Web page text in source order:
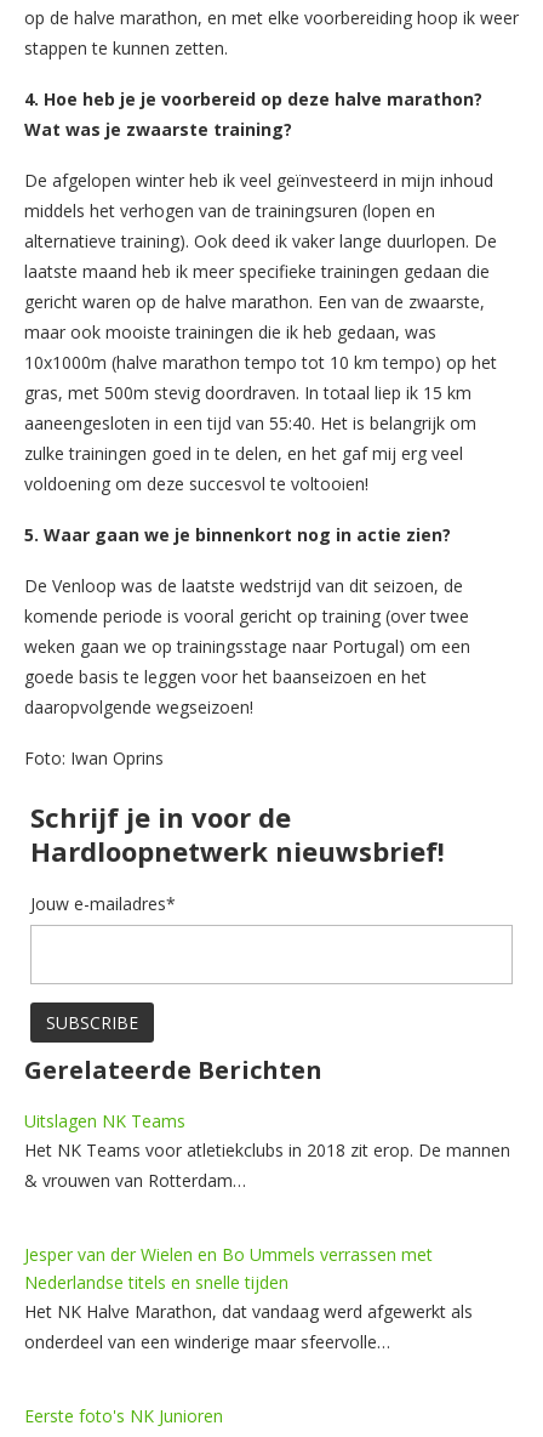
op de halve marathon, en met elke voorbereiding hoop ik weer
stappen te kunnen zetten.
4. Hoe heb je je voorbereid op deze halve marathon?
Wat was je zwaarste training?
De afgelopen winter heb ik veel geïnvesteerd in mijn inhoud
middels het verhogen van de trainingsuren (lopen en
alternatieve training). Ook deed ik vaker lange duurlopen. De
laatste maand heb ik meer specifieke trainingen gedaan die
gericht waren op de halve marathon. Een van de zwaarste,
maar ook mooiste trainingen die ik heb gedaan, was
10x1000m (halve marathon tempo tot 10 km tempo) op het
gras, met 500m stevig doordraven. In totaal liep ik 15 km
aaneengesloten in een tijd van 55:40. Het is belangrijk om
zulke trainingen goed in te delen, en het gaf mij erg veel
voldoening om deze succesvol te voltooien!
5. Waar gaan we je binnenkort nog in actie zien?
De Venloop was de laatste wedstrijd van dit seizoen, de
komende periode is vooral gericht op training (over twee
weken gaan we op trainingsstage naar Portugal) om een
goede basis te leggen voor het baanseizoen en het
daaropvolgende wegseizoen!
Foto: Iwan Oprins
Schrijf je in voor de
Hardloopnetwerk nieuwsbrief!
Jouw e-mailadres*
Gerelateerde Berichten
Uitslagen NK Teams
Het NK Teams voor atletiekclubs in 2018 zit erop. De mannen
& vrouwen van Rotterdam…
Jesper van der Wielen en Bo Ummels verrassen met
Nederlandse titels en snelle tijden
Het NK Halve Marathon, dat vandaag werd afgewerkt als
onderdeel van een winderige maar sfeervolle…
Eerste foto's NK Junioren